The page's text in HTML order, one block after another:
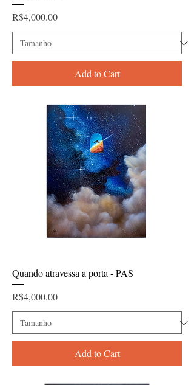
Price
R$4,000.00
Add to Cart
Quando atravessa a porta - PAS
Price
R$4,000.00
Add to Cart